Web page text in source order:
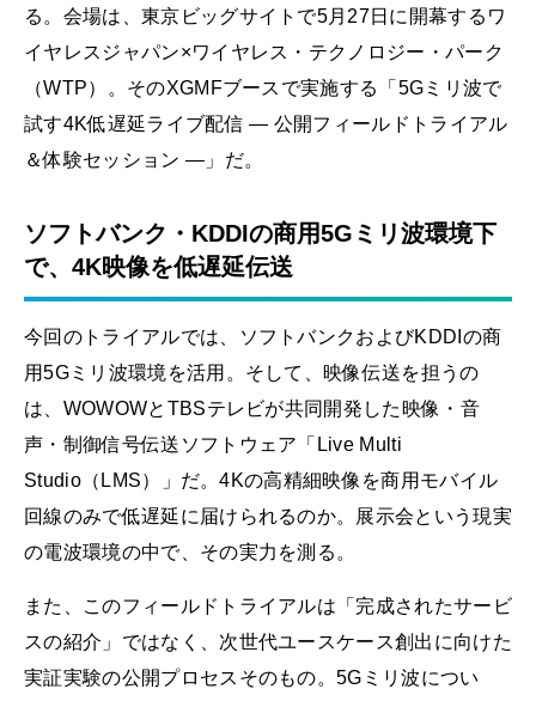
る。会場は、東京ビッグサイトで5月27日に開幕するワ
イヤレスジャパン×ワイヤレス・テクノロジー・パーク
（WTP）。そのXGMFブースで実施する「5Gミリ波で
試す4K低遅延ライブ配信 ― 公開フィールドトライアル
＆体験セッション ―」だ。
ソフトバンク・KDDIの商用5Gミリ波環境下
で、4K映像を低遅延伝送
今回のトライアルでは、ソフトバンクおよびKDDIの商
用5Gミリ波環境を活用。そして、映像伝送を担うの
は、WOWOWとTBSテレビが共同開発した映像・音
声・制御信号伝送ソフトウェア「Live Multi
Studio（LMS）」だ。4Kの高精細映像を商用モバイル
回線のみで低遅延に届けられるのか。展示会という現実
の電波環境の中で、その実力を測る。
また、このフィールドトライアルは「完成されたサービ
スの紹介」ではなく、次世代ユースケース創出に向けた
実証実験の公開プロセスそのもの。5Gミリ波につい